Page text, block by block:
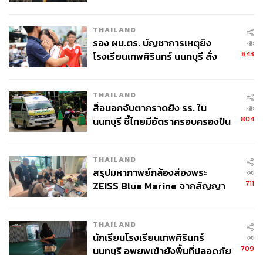
ชาติกล้า สำเนียงแจ่ม
ช่างภาพข่าว ประจำสำนักข่าว THE
STANDARD
THAILAND
รอง ผบ.ตร. บัญชาการเหตุยิง
โรงเรียนเทพศิรินทร์ นนทบุรี สั่ง
843
THAILAND
สื่อนอกจับตากราดยิง รร. ใน
นนทบุรี ชี้ไทยมีอัตราครอบครองปืน
804
THAILAND
สรุปมหากาพย์กล้องส่องพระ
ZEISS Blue Marine จากสัญญา
จ่ายหนี้-แอบระบุแบรนด์
711
THAILAND
นักเรียนโรงเรียนเทพศิรินทร์
นนทบุรี อพยพเข้ายังพื้นที่ปลอดภัย
709